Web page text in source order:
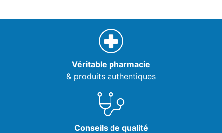
Véritable pharmacie
& produits authentiques
Conseils de qualité